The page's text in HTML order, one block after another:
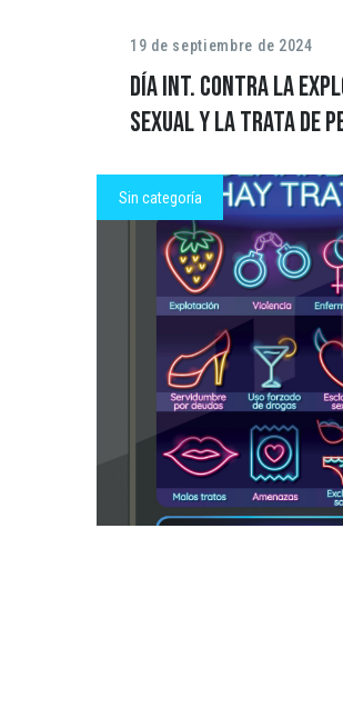
19 de septiembre de 2024
Día Int. contra la
sexual y la trata de
Sin categoría